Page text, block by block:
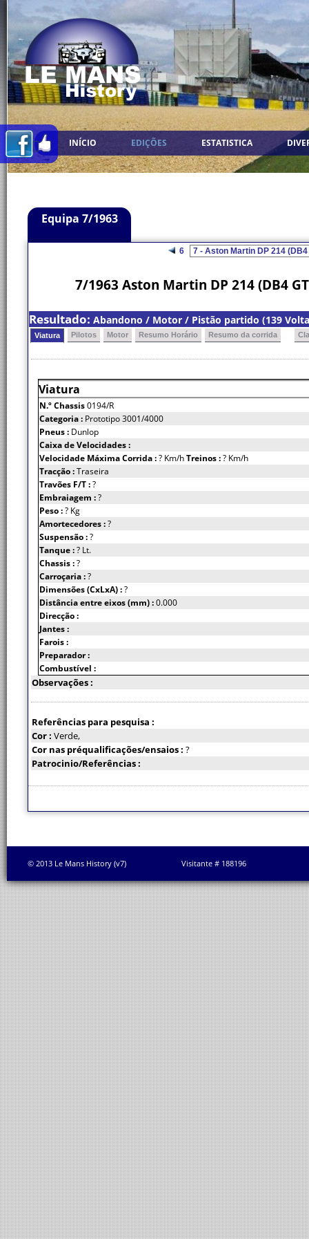
INÍCIO EDIÇÕES ESTATISTICA
Equipa 7/1963
6
7/1963 Aston Martin DP 214 (DB4
Resultado: Abandono / Motor / Pistão partido (139
Viatura Pilotos Motor Resumo Horário Resumo da corrida
Viatura
N.º Chassis0194/R
Categoria : Prototipo 3001/4000
Pneus : Dunlop
Caixa de Velocidades :
Velocidade Máxima Corrida :? Km/hTreinos :? Km/h
Tracção :Traseira
Travões F/T :?
Embraiagem :?
Peso :? Kg
Amortecedores :?
Suspensão :?
Tanque :? Lt.
Chassis :?
Carroçaria :?
Dimensões (CxLxA) :?
Distância entre eixos (mm) :0.000
Direcção :
Jantes :
Farois :
Preparador :
Combustível :
Observações :
Referências para pesquisa :
Cor : Verde,
Cor nas préqualificações/ensaios : ?
Patrocinio/Referências :
© 2013 Le Mans History (v7) Visitante # 188196